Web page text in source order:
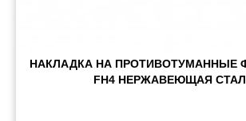
НАКЛАДКА НА ПРОТИВОТУМАННЫЕ
FH4 ​​НЕРЖАВЕЮЩАЯ